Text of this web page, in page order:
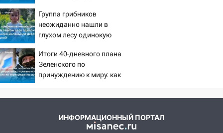
13:47
На Нижней Террасе мощным
ветром вырвало дерево с корнем
13:46
Сильный ветер сорвал крышу с
СТО на проспекте Созидателей
13:35
Непогода продолжает бить по
транспорту: в Ульяновске трамвай
дороги в Ульяновске: фото
сдержать слезы
Группа грибников
неожиданно нашли в
глухом лесу одинокую
девочку с игрушкой
Итоги 40-дневного плана
Зеленского по
принуждению к миру: как
ИНФОРМАЦИОННЫЙ ПОРТАЛ